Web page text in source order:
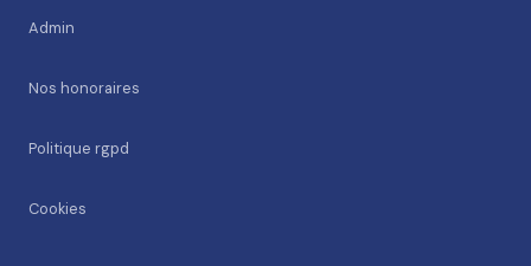
admin
nos honoraires
politique rgpd
cookies